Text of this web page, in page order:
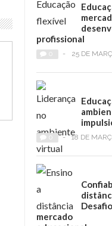
profissional
- 25 DE
- 18 DE
mercado